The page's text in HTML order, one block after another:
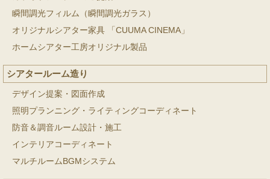
瞬間調光フィルム（瞬間調光ガラス）
オリジナルシアター家具 「CUUMA CINEMA」
ホームシアター工房オリジナル製品
シアタールーム造り
デザイン提案・図面作成
照明プランニング・ライティングコーディネート
防音＆調音ルーム設計・施工
インテリアコーディネート
マルチルームBGMシステム